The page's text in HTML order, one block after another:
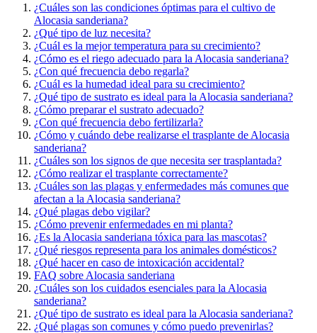
¿Cuáles son las condiciones óptimas para el cultivo de
Alocasia sanderiana?
¿Qué tipo de luz necesita?
¿Cuál es la mejor temperatura para su crecimiento?
¿Cómo es el riego adecuado para la Alocasia sanderiana?
¿Con qué frecuencia debo regarla?
¿Cuál es la humedad ideal para su crecimiento?
¿Qué tipo de sustrato es ideal para la Alocasia sanderiana?
¿Cómo preparar el sustrato adecuado?
¿Con qué frecuencia debo fertilizarla?
¿Cómo y cuándo debe realizarse el trasplante de Alocasia
sanderiana?
¿Cuáles son los signos de que necesita ser trasplantada?
¿Cómo realizar el trasplante correctamente?
¿Cuáles son las plagas y enfermedades más comunes que
afectan a la Alocasia sanderiana?
¿Qué plagas debo vigilar?
¿Cómo prevenir enfermedades en mi planta?
¿Es la Alocasia sanderiana tóxica para las mascotas?
¿Qué riesgos representa para los animales domésticos?
¿Qué hacer en caso de intoxicación accidental?
FAQ sobre Alocasia sanderiana
¿Cuáles son los cuidados esenciales para la Alocasia
sanderiana?
¿Qué tipo de sustrato es ideal para la Alocasia sanderiana?
¿Qué plagas son comunes y cómo puedo prevenirlas?